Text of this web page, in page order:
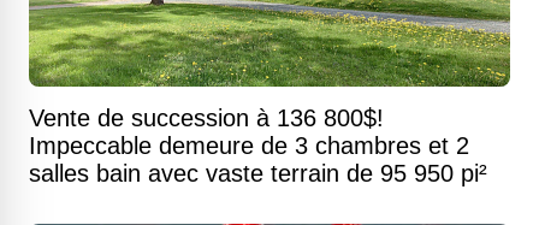
Vente de succession à 136 800$!
Impeccable demeure de 3 chambres et 2
salles bain avec vaste terrain de 95 950 pi²